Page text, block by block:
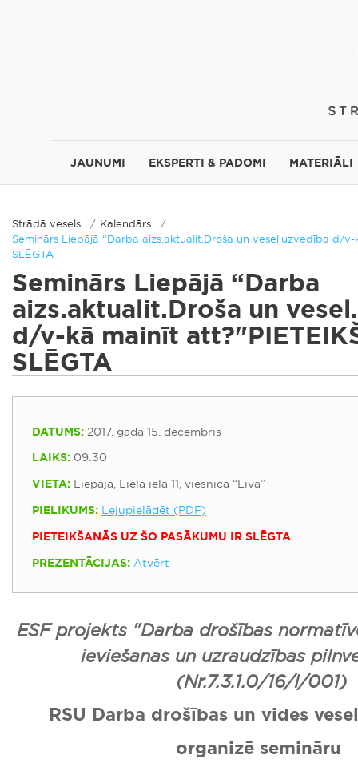
JAUNUMI EKSPERTI & PADOMI MATERIĀLI
Strādā vesels
Kalendārs
Seminārs Liepājā “Darba aizs.aktualit.Droša un vesel.uzvedība d/
SLĒGTA
Seminārs Liepājā “Darba
aizs.aktualit.Droša un
d/v-kā mainīt
SLĒGTA
DATUMS: 2017. gada 15. decembris
LAIKS: 09:30
VIETA: Liepāja, Lielā iela 11, viesnīca “Līva”
PIELIKUMS: Lejupielādēt (PDF)
PIETEIKŠANĀS UZ ŠO PASĀKUMU IR SLĒGTA
PREZENTĀCIJAS: Atvērt
ESF projekts "Darba drošības
ieviešanas un uzraudzības
(Nr.7.3.1.0/16/I/001)
RSU Darba drošības un vides
organizē semināru